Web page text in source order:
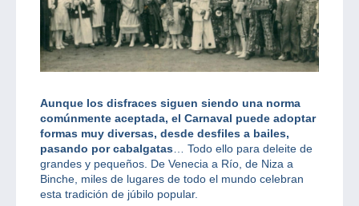
Aunque los disfraces siguen siendo una norma
comúnmente aceptada, el Carnaval puede adoptar
formas muy diversas, desde desfiles a bailes,
pasando por cabalgatas… Todo ello para deleite de
grandes y pequeños. De Venecia a Río, de Niza a
Binche, miles de lugares de todo el mundo celebran
esta tradición de júbilo popular.